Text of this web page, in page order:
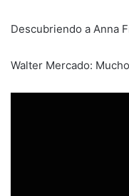
Descubriendo a Anna
Walter Mercado: